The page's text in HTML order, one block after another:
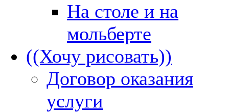
На столе и на
мольберте
((Хочу рисовать))
Договор оказания
услуги